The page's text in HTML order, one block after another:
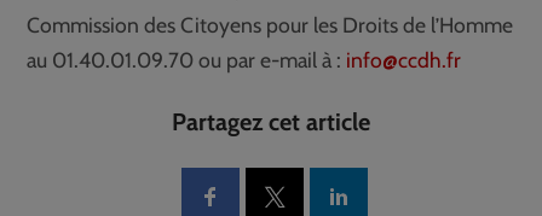
Commission des Citoyens pour les Droits de l’Homme
au 01.40.01.09.70 ou par e-mail à : info@ccdh.fr
Partagez cet article